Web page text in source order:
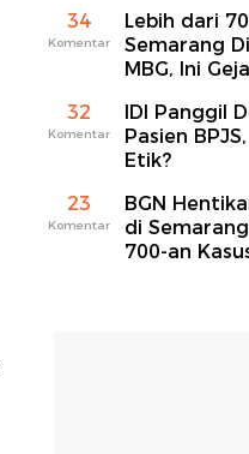
34
Komentar
Lebih dari
Semarang
MBG, Ini
32
Komentar
IDI Panggil
Pasien
Etik?
23
Komentar
BGN
di
700-an